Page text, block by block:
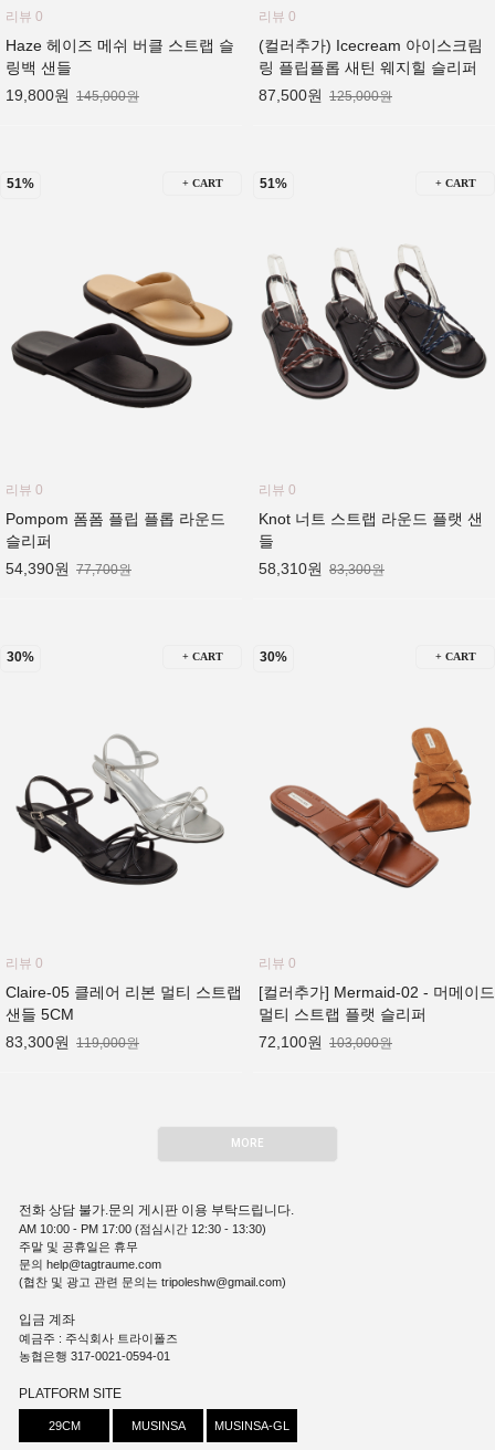
리뷰 0
Haze 헤이즈 메쉬 버클 스트랩 슬
링백 샌들
19,800원 145,000원
리뷰 0
(컬러추가) Icecream 아이스크림
링 플립플롭 새틴 웨지힐 슬리퍼
87,500원 125,000원
51% + CART
리뷰 0
Pompom 폼폼 플립 플롭 라운드
슬리퍼
54,390원 77,700원
51% + CART
리뷰 0
Knot 너트 스트랩 라운드 플랫 샌
들
58,310원 83,300원
30% + CART
리뷰 0
Claire-05 클레어 리본 멀티 스트랩
샌들 5CM
83,300원 119,000원
30% + CART
리뷰 0
[컬러추가] Mermaid-02 - 머메이드
멀티 스트랩 플랫 슬리퍼
72,100원 103,000원
MORE
전화 상담 불가.문의 게시판 이용 부탁드립니다.
AM 10:00 - PM 17:00 (점심시간 12:30 - 13:30)
주말 및 공휴일은 휴무
문의 help@tagtraume.com
(협찬 및 광고 관련 문의는 tripoleshw@gmail.com)
입금 계좌
예금주 : 주식회사 트라이폴즈
농협은행 317-0021-0594-01
PLATFORM SITE
29CM MUSINSA MUSINSA-GL